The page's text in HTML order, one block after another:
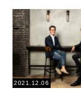
2021.12.06